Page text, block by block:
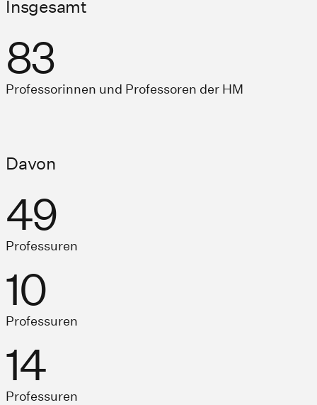
Insgesamt
83
Professorinnen und Professoren der HM
Davon
49
Professuren
10
Professuren
14
Professuren